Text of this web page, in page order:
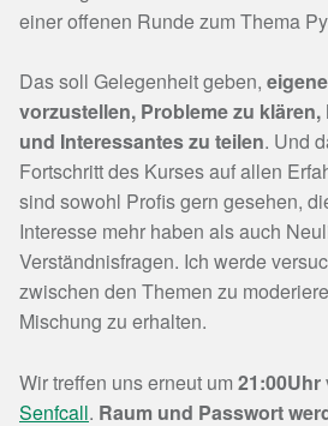
einer offenen Runde zum Thema
Das soll Gelegenheit geben,
vorzustellen, Probleme zu klären,
und Interessantes zu teilen. Und
Fortschritt des Kurses auf allen
sind sowohl Profis gern gesehen,
Interesse mehr haben als auch
Verständnisfragen. Ich werde
zwischen den Themen zu
Mischung zu erhalten.
Wir treffen uns erneut um 21:00Uhr
Senfcall. Raum und Passwort